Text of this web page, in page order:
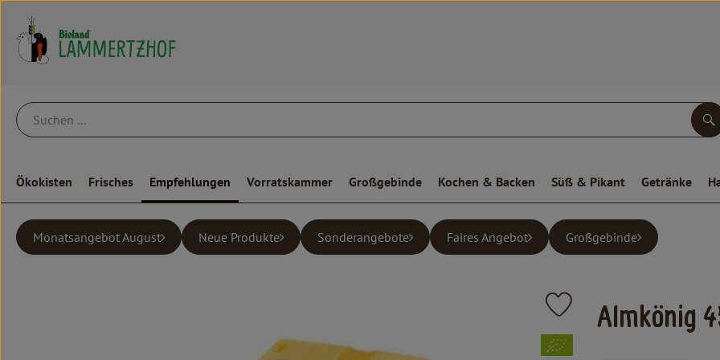
Ökokisten Frisches Empfehlungen Vorratskammer Großgebinde Kochen & Backen Süß & Pikant Getränke
Monatsangebot August Neue Produkte Sonderangebote Faires Angebot Großgebinde
Almkönig
Produkt zu Favouriten hinzufügen
, Verband: